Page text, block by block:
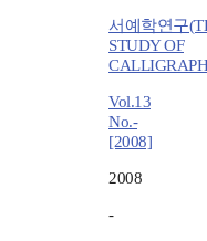
서예학연구
STUDY OF
Vol.13
No.-
[2008]
2008
-